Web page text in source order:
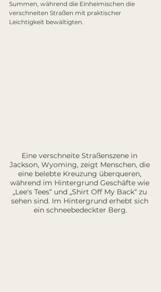
Summen, während die Einheimischen die
verschneiten Straßen mit praktischer
Leichtigkeit bewältigten.
Eine verschneite Straßenszene in
Jackson, Wyoming, zeigt Menschen, die
eine belebte Kreuzung überqueren,
während im Hintergrund Geschäfte wie
„Lee's Tees“ und „Shirt Off My Back“ zu
sehen sind. Im Hintergrund erhebt sich
ein schneebedeckter Berg.